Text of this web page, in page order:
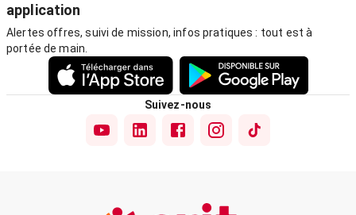
application
Alertes offres, suivi de mission, infos pratiques : tout est à
portée de main.
Suivez-nous